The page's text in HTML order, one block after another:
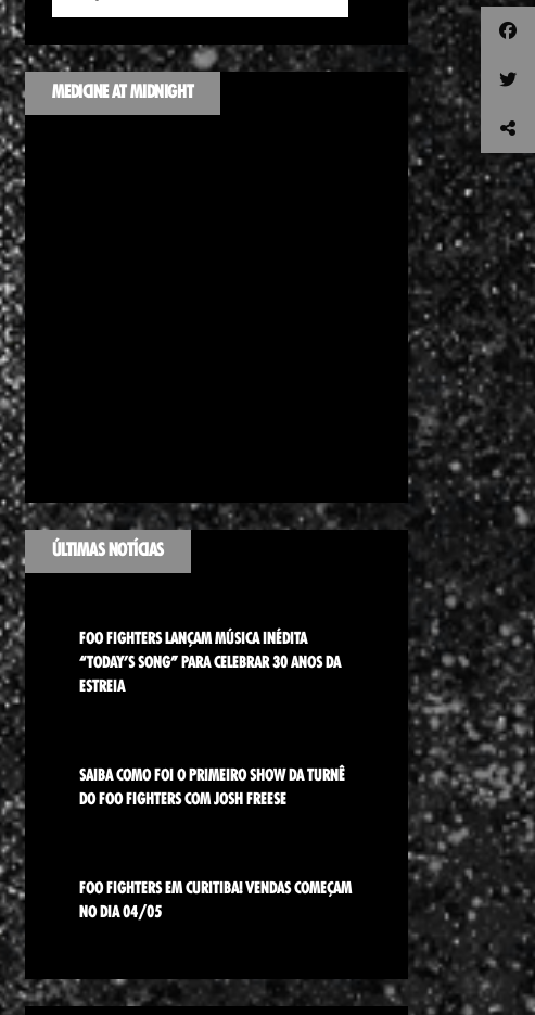
MEDICINE AT MIDNIGHT
ÚLTIMAS NOTÍCIAS
FOO FIGHTERS LANÇAM MÚSICA INÉDITA
“TODAY’S SONG” PARA CELEBRAR 30 ANOS DA
ESTREIA
SAIBA COMO FOI O PRIMEIRO SHOW DA TURNÊ
DO FOO FIGHTERS COM JOSH FREESE
FOO FIGHTERS EM CURITIBA! VENDAS COMEÇAM
NO DIA 04/05